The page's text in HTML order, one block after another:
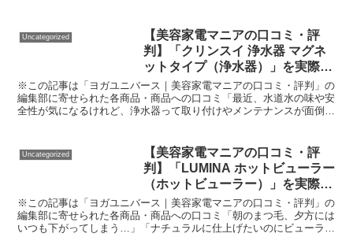
Uncategorized
【美容家電マニアの口コミ・評
判】「クリンスイ 浄水器 マグネ
ットタイプ（浄水器）」を実際に
使ってみた正直感想
※この記事は「ヨガユニバース｜美容家電マニアの口コミ・評判」の
編集部に寄せられた各商品・商品への口コミ「最近、水道水の味や安
全性が気になるけれど、浄水器って取り付けやメンテナンスが面倒そ
Uncategorized
【美容家電マニアの口コミ・評
判】「LUMINA ホットビューラー
（ホットビューラー）」を実際に
使ってみた正直感想
※この記事は「ヨガユニバース｜美容家電マニアの口コミ・評判」の
編集部に寄せられた各商品・商品への口コミ「朝のまつ毛、夕方には
いつも下がってしまう…」「ナチュラルに仕上げたいのにビューラー